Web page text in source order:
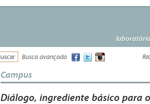
Busca avançada
Campus
Diálogo, ingrediente básico para